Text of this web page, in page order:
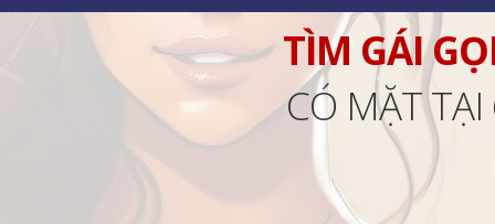
TÌM GÁI
CÓ MẶT